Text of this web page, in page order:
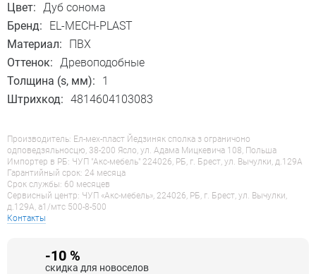
Цвет: Дуб сонома
Бренд:
EL-MECH-PLAST
Материал:
ПВХ
Оттенок: Древоподобные
Толщина (s, мм):
1
Штрихкод: 4814604103083
Производитель: Ел-мех-пласт Йедзиняк сполка з ограничоно
одповедзяльносцю, 38-200 Ясло, ул. Адама Мицкевича 108, Польша
Импортер в РБ: ЧУП "Акс-мебель" 224026, РБ, г. Брест, ул. Вычулки, д.129А
Гарантийный срок: 24 месяца
Срок службы: 60 месяцев
Сервисный центр: ЧУП «Акс-мебель», 224026, РБ, г. Брест, ул. Вычулки,
д.129А, a1/мтс 500-8-500
Контакты
-10 %
скидка для новоселов